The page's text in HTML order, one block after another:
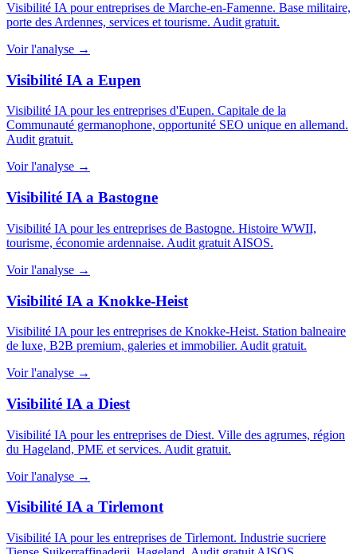
Visibilité IA pour entreprises de Marche-en-Famenne. Base militaire,
porte des Ardennes, services et tourisme. Audit gratuit.
Voir l'analyse →
Visibilité IA a Eupen
Visibilité IA pour les entreprises d'Eupen. Capitale de la
Communauté germanophone, opportunité SEO unique en allemand.
Audit gratuit.
Voir l'analyse →
Visibilité IA a Bastogne
Visibilité IA pour les entreprises de Bastogne. Histoire WWII,
tourisme, économie ardennaise. Audit gratuit AISOS.
Voir l'analyse →
Visibilité IA a Knokke-Heist
Visibilité IA pour les entreprises de Knokke-Heist. Station balneaire
de luxe, B2B premium, galeries et immobilier. Audit gratuit.
Voir l'analyse →
Visibilité IA a Diest
Visibilité IA pour les entreprises de Diest. Ville des agrumes, région
du Hageland, PME et services. Audit gratuit.
Voir l'analyse →
Visibilité IA a Tirlemont
Visibilité IA pour les entreprises de Tirlemont. Industrie sucriere